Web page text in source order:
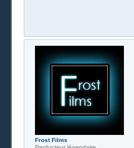
Frost Films